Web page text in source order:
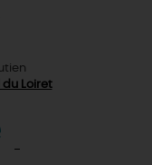
Loiret